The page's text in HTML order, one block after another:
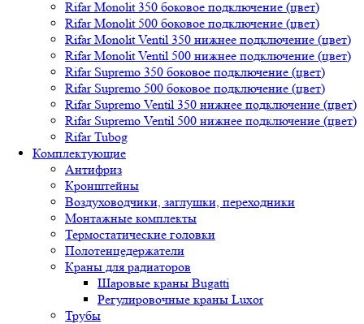
Rifar Monolit 350 боковое подключение (цвет)
Rifar Monolit 500 боковое подключение (цвет)
Rifar Monolit Ventil 350 нижнее подключение (цвет)
Rifar Monolit Ventil 500 нижнее подключение (цвет)
Rifar Supremo 350 боковое подключение (цвет)
Rifar Supremo 500 боковое подключение (цвет)
Rifar Supremo Ventil 350 нижнее подключение (цвет)
Rifar Supremo Ventil 500 нижнее подключение (цвет)
Rifar Tubog
Комплектующие
Антифриз
Кронштейны
Воздуховодчики, заглушки, переходники
Монтажные комплекты
Термостатические головки
Полотенцедержатели
Краны для радиаторов
Шаровые краны Bugatti
Регулировочные краны Luxor
Трубы